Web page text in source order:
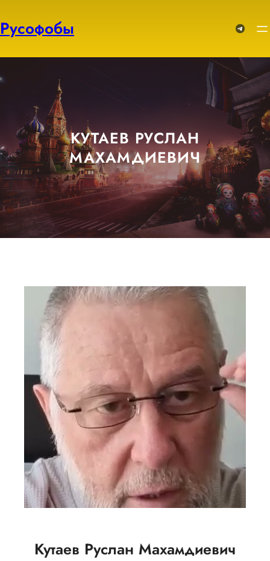
к
содержимому
Русофобы Telegram
КУТАЕВ РУСЛАН
МАХАМДИЕВИЧ
Кутаев Руслан Махамдиевич